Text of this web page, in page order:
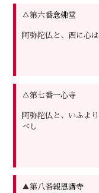
△第六番念佛堂
阿弥陀仏と、西に心
△第七番一心寺
阿弥陀仏と、いふよ
べし
▲第八番報恩講寺